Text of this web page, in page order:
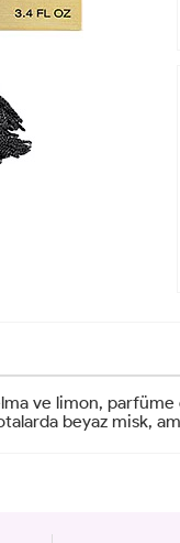
ve limon,
beyaz misk,